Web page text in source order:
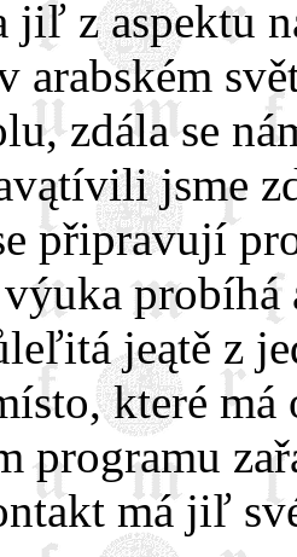
jiľ z aspektu
arabském
zdála se
jsme
připravují
výuka
jeątě z
které má
programu
má jiľ